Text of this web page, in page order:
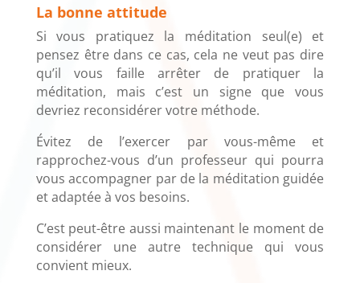
La bonne attitude
Si vous pratiquez la méditation seul(e) et
pensez être dans ce cas, cela ne veut pas dire
qu’il vous faille arrêter de pratiquer la
méditation, mais c’est un signe que vous
devriez reconsidérer votre méthode.
Évitez de l’exercer par vous-même et
rapprochez-vous d’un professeur qui pourra
vous accompagner par de la méditation guidée
et adaptée à vos besoins.
C’est peut-être aussi maintenant le moment de
considérer une autre technique qui vous
convient mieux.